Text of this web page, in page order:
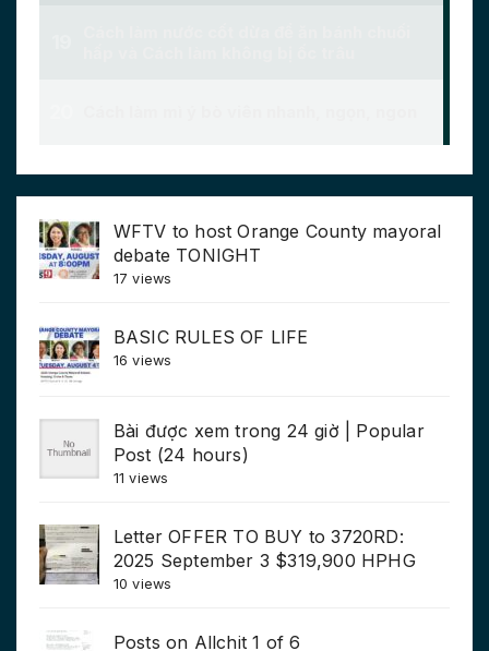
WFTV to host Orange County mayoral
debate TONIGHT
17 views
BASIC RULES OF LIFE
16 views
Bài được xem trong 24 giờ | Popular
Post (24 hours)
11 views
Letter OFFER TO BUY to 3720RD:
2025 September 3 $319,900 HPHG
10 views
Posts on Allchit 1 of 6